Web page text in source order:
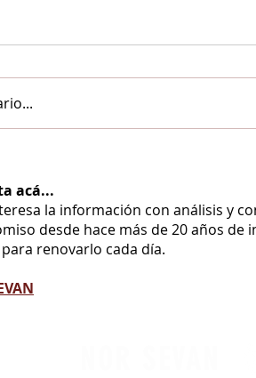
acá...
la información con análisis y
desde hace más de 20 años de
renovarlo cada día.